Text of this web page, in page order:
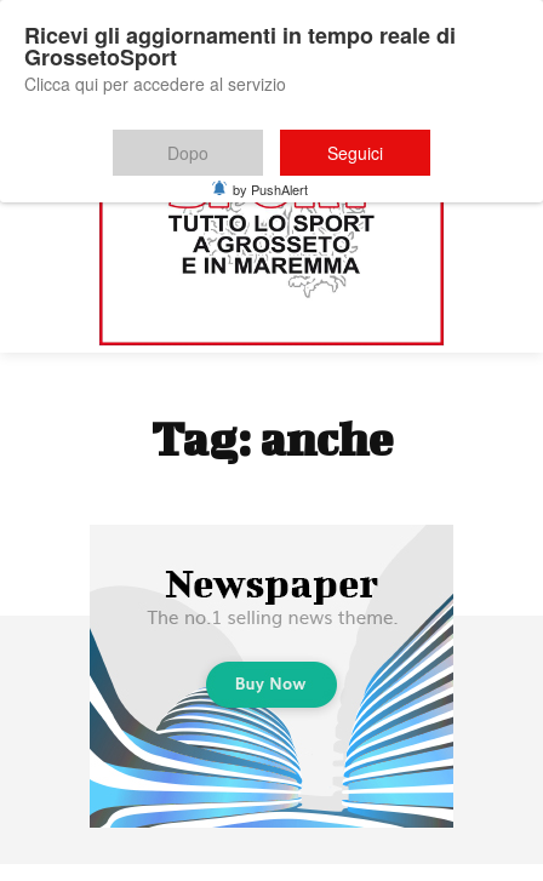
Tag: anche
Ricevi gli aggiornamenti in tempo reale di
GrossetoSport
Clicca qui per accedere al servizio
Dopo Seguici
by PushAlert